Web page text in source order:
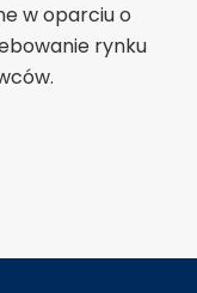
w oparciu o
rynku